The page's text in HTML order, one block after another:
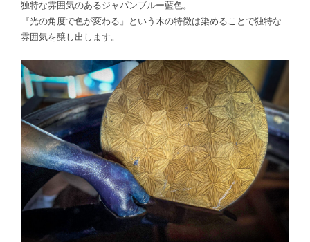
独特な雰囲気のあるジャパンブルー藍色。
『光の角度で色が変わる』という木の特徴は染めることで独特な
雰囲気を醸し出します。